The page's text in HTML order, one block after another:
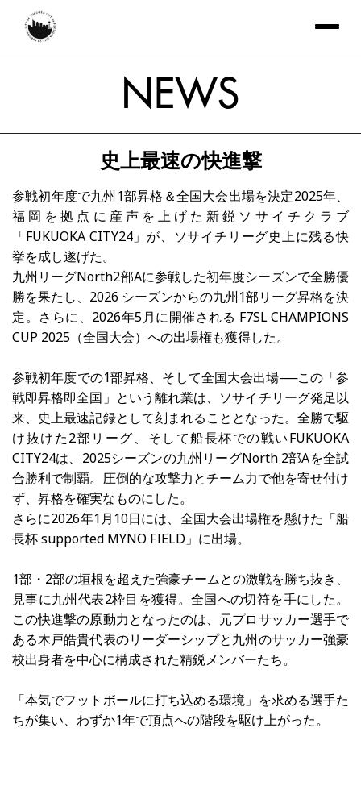
NEWS
史上最速の快進撃
参戦初年度で九州1部昇格＆全国大会出場を決定2025年、
福岡を拠点に産声を上げた新鋭ソサイチクラブ
「FUKUOKA CITY24」が、ソサイチリーグ史上に残る快
挙を成し遂げた。
九州リーグNorth2部Aに参戦した初年度シーズンで全勝優
勝を果たし、2026 シーズンからの九州1部リーグ昇格を決
定。さらに、2026年5月に開催される F7SL CHAMPIONS
CUP 2025（全国大会）への出場権も獲得した。
参戦初年度での1部昇格、そして全国大会出場──この「参
戦即昇格即全国」という離れ業は、ソサイチリーグ発足以
来、史上最速記録として刻まれることとなった。全勝で駆
け抜けた2部リーグ、そして船長杯での戦いFUKUOKA
CITY24は、2025シーズンの九州リーグNorth 2部Aを全試
合勝利で制覇。圧倒的な攻撃力とチーム力で他を寄せ付け
ず、昇格を確実なものにした。
さらに2026年1月10日には、全国大会出場権を懸けた「船
長杯 supported MYNO FIELD」に出場。
1部・2部の垣根を超えた強豪チームとの激戦を勝ち抜き、
見事に九州代表2枠目を獲得。全国への切符を手にした。
この快進撃の原動力となったのは、元プロサッカー選手で
ある木戸皓貴代表のリーダーシップと九州のサッカー強豪
校出身者を中心に構成された精鋭メンバーたち。
「本気でフットボールに打ち込める環境」を求める選手た
ちが集い、わずか1年で頂点への階段を駆け上がった。